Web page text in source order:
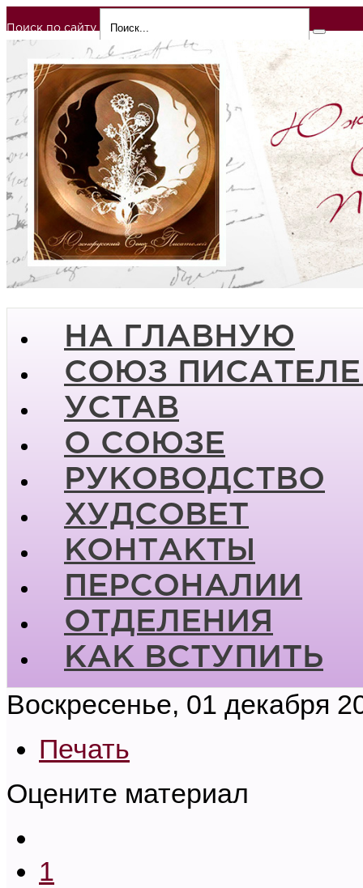
Поиск по сайту
НА ГЛАВНУЮ
СОЮЗ
УСТАВ
О СОЮЗЕ
РУКОВОДСТВО
ХУДСОВЕТ
КОНТАКТЫ
ПЕРСОНАЛИИ
ОТДЕЛЕНИЯ
КАК ВСТУПИТЬ
Воскресенье, 01 декабря
Печать
Оцените материал
1